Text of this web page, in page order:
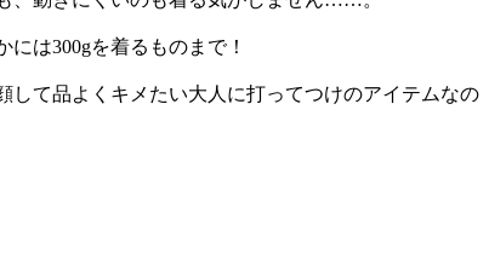
は300gを着るものまで！
て品よくキメたい大人に打ってつけのアイテムなの